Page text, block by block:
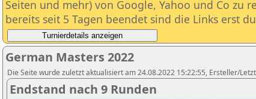
Seiten und mehr) von Google, Yahoo und Co zu
bereits seit 5 Tagen beendet sind die Links erst
German Masters 2022
Die Seite wurde zuletzt aktualisiert am 24.08.2022 15:22:55, Ersteller/
Endstand nach 9 Runden